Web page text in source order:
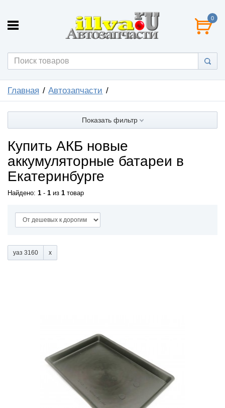
0
Главная Автозапчасти
Показать фильтр
Купить АКБ новые
аккумуляторные батареи в
Екатеринбурге
Найдено: 1 - 1 из 1 товар
уаз 3160